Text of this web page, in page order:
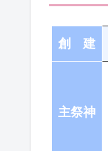
創 建
主祭神